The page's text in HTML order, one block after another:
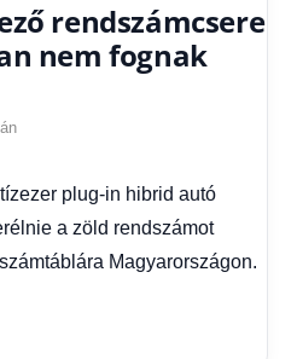
rendszámcsere
nem fognak
Hírek
Hírek
1
plug-in hibrid autó
a zöld rendszámot
Magyarországon.